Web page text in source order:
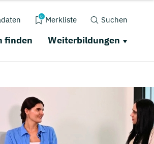
0 Merkliste Suchen
finden Weiterbildungen